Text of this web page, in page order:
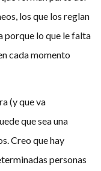
los que los reglan
porque lo que le falta
cada momento
(y que va
que sea una
Creo que hay
personas